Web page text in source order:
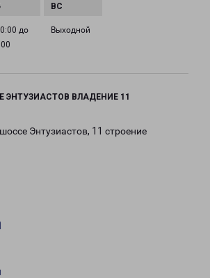
до
Выходной
ВЛАДЕНИЕ 11
Энтузиастов, 11 строение